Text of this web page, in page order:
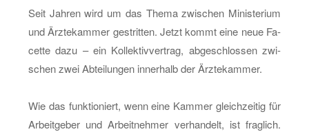
Seit Jah­ren wird um das Thema zwi­schen Mi­nis­te­ri­um
und Ärz­te­kam­mer ge­strit­ten. Jetzt kommt eine neue Fa­
cet­te dazu – ein Kol­lek­tiv­ver­trag, ab­ge­schlos­sen zwi­
schen zwei Ab­tei­lun­gen in­ner­halb der Ärz­te­kam­mer.
Wie das funk­tio­niert, wenn eine Kam­mer gleich­zei­tig für
Ar­beit­ge­ber und Ar­beit­neh­mer ver­han­delt, ist frag­lich.